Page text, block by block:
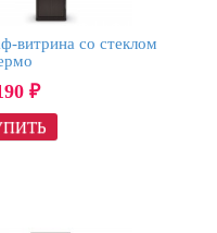
витрина со стеклом
₽